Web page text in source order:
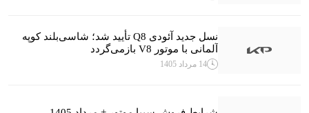
نسل جدید آئودی Q8 تأیید شد؛ شاسی‌بلند کوپه
آلمانی با موتور V8 بازمی‌گردد
14 مرداد 1405